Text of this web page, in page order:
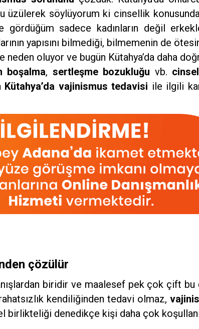
üzülerek söylüyorum ki cinsellik
gördüğüm sadece kadınların değil
yapısını bilmediği, bilmemenin de
oluyor ve bugün Kütahya’da daha
boşalma, sertleşme bozukluğu vb. cinsel
Kütahya’da vajinismus tedavisi ile ilgili
çözülür
biridir ve maalesef pek çok çift bu
kendiliğinden tedavi olmaz,
birlikteliği denedikçe kişi daha çok